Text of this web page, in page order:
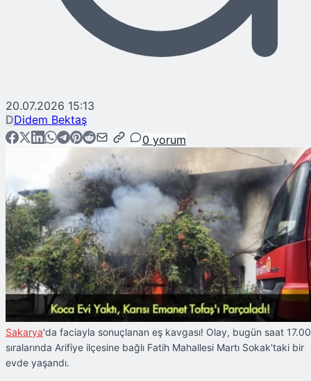
20.07.2026 15:13
DDidem Bektaş
0 yorum
Sakarya'da faciayla sonuçlanan eş kavgası! Olay, bugün saat 17.00
sıralarında Arifiye ilçesine bağlı Fatih Mahallesi Martı Sokak'taki bir
evde yaşandı.